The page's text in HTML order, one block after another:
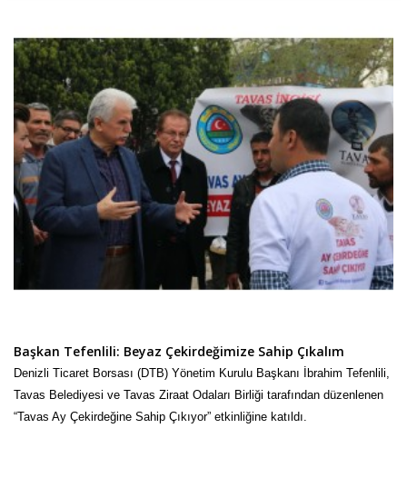
Başkan Tefenlili: Beyaz Çekirdeğimize Sahip Çıkalım
Denizli Ticaret Borsası (DTB) Yönetim Kurulu Başkanı İbrahim Tefenlili,
Tavas Belediyesi ve Tavas Ziraat Odaları Birliği tarafından düzenlenen
“Tavas Ay Çekirdeğine Sahip Çıkıyor” etkinliğine katıldı.